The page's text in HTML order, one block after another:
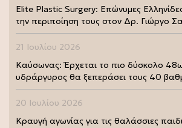
Elite Plastic Surgery: Επώνυμες
την περιποίηση τους στον Δρ. Γιώργο
21 Ιουλίου 2026
Καύσωνας: Έρχεται το πιο δύσκολο
υδράργυρος θα ξεπεράσει τους 40
20 Ιουλίου 2026
Κραυγή αγωνίας για τις θαλάσσιες